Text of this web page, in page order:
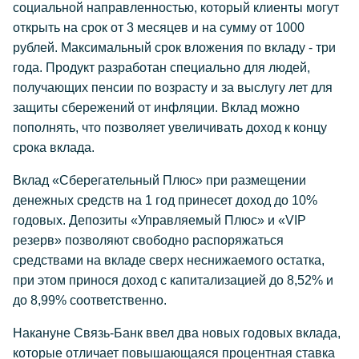
социальной направленностью, который клиенты могут
открыть на срок от 3 месяцев и на сумму от 1000
рублей. Максимальный срок вложения по вкладу - три
года. Продукт разработан специально для людей,
получающих пенсии по возрасту и за выслугу лет для
защиты сбережений от инфляции. Вклад можно
пополнять, что позволяет увеличивать доход к концу
срока вклада.
Вклад «Сберегательный Плюс» при размещении
денежных средств на 1 год принесет доход до 10%
годовых. Депозиты «Управляемый Плюс» и «VIP
резерв» позволяют свободно распоряжаться
средствами на вкладе сверх неснижаемого остатка,
при этом принося доход с капитализацией до 8,52% и
до 8,99% соответственно.
Накануне Связь-Банк ввел два новых годовых вклада,
которые отличает повышающаяся процентная ставка